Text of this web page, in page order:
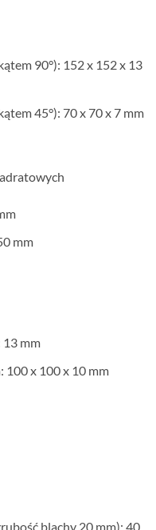
90°): 152 x 152 x 13
45°): 70 x 70 x 7 mm
mm
13 mm
100 x 100 x 10 mm
blachy 20 mm): 40